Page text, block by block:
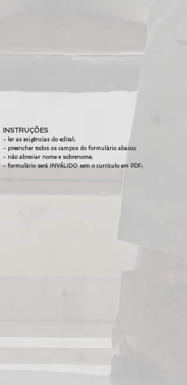
INSTRUÇÕES
- ler as exigências do edital;
- preencher todos os campos do formulário abaixo;
- não abreviar nome e sobrenome;
- formulário será INVÁLIDO sem o currículo em PDF;